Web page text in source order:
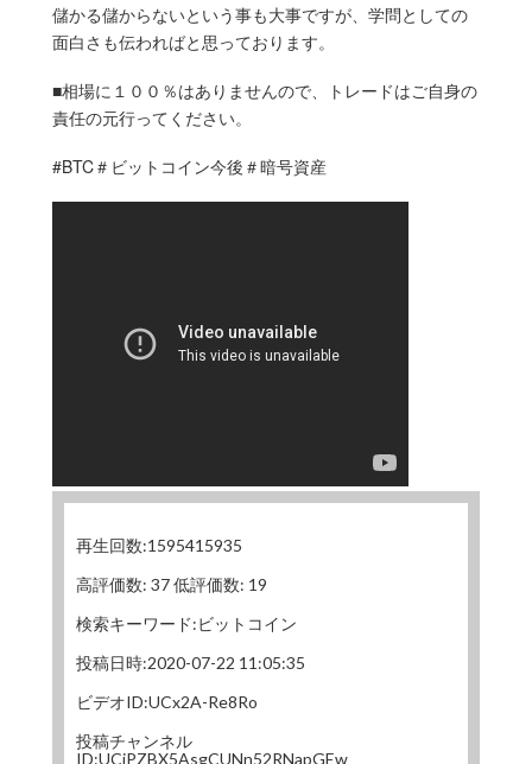
儲かる儲からないという事も大事ですが、学問としての
面白さも伝わればと思っております。
■相場に１００％はありませんので、トレードはご自身の
責任の元行ってください。
#BTC＃ビットコイン今後＃暗号資産
再生回数:1595415935
高評価数: 37 低評価数: 19
検索キーワード:ビットコイン
投稿日時:2020-07-22 11:05:35
ビデオID:UCx2A-Re8Ro
投稿チャンネル
ID:UCiPZBX5AsgCUNn52RNapGEw